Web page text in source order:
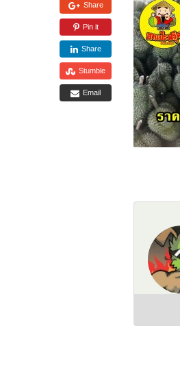
Share
Pin it
Share
Stumble
Email